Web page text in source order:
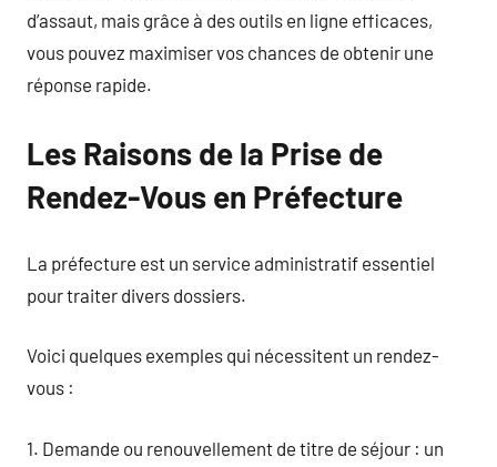
d’assaut, mais grâce à des outils en ligne efficaces,
vous pouvez maximiser vos chances de obtenir une
réponse rapide.
Les Raisons de la Prise de
Rendez-Vous en Préfecture
La préfecture est un service administratif essentiel
pour traiter divers dossiers.
Voici quelques exemples qui nécessitent un rendez-
vous :
1. Demande ou renouvellement de titre de séjour : un